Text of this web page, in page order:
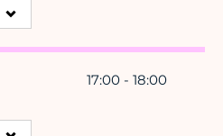
17:00 - 18:00